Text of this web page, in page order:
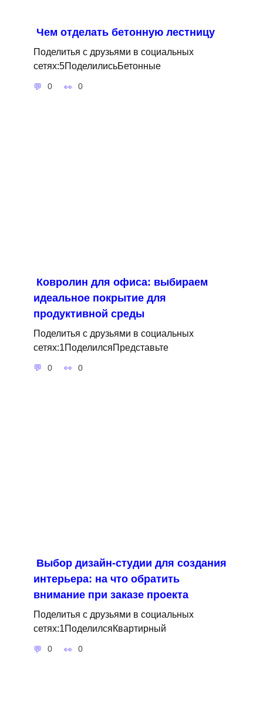
Чем отделать бетонную лестницу
Поделитья с друзьями в социальных
сетях:5ПоделилисьБетонные
0 0
Ковролин для офиса: выбираем
идеальное покрытие для
продуктивной среды
Поделитья с друзьями в социальных
сетях:1ПоделилсяПредставьте
0 0
Выбор дизайн-студии для создания
интерьера: на что обратить
внимание при заказе проекта
Поделитья с друзьями в социальных
сетях:1ПоделилсяКвартирный
0 0